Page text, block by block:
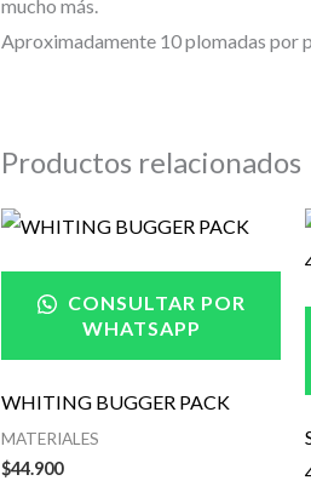
mucho más.
Aproximadamente 10 plomadas por
Productos relacionados
CONSULTAR POR
WHATSAPP
WHITING BUGGER PACK
MATERIALES
$44.900